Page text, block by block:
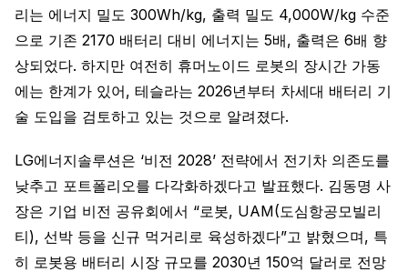
리는 에너지 밀도 300Wh/kg, 출력 밀도 4,000W/kg 수준
으로 기존 2170 배터리 대비 에너지는 5배, 출력은 6배 향
상되었다. 하지만 여전히 휴머노이드 로봇의 장시간 가동
에는 한계가 있어, 테슬라는 2026년부터 차세대 배터리 기
술 도입을 검토하고 있는 것으로 알려졌다.
LG에너지솔루션은 ‘비전 2028’ 전략에서 전기차 의존도를
낮추고 포트폴리오를 다각화하겠다고 발표했다. 김동명 사
장은 기업 비전 공유회에서 “로봇, UAM(도심항공모빌리
티), 선박 등을 신규 먹거리로 육성하겠다”고 밝혔으며, 특
히 로봇용 배터리 시장 규모를 2030년 150억 달러로 전망